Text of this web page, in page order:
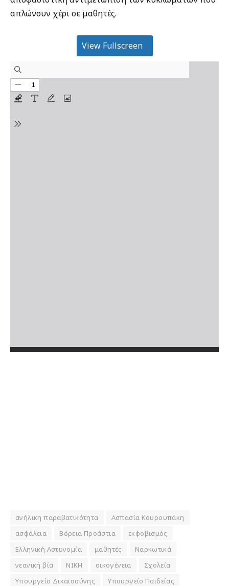
απλώνουν χέρι σε μαθητές.
View Fullscreen
ανήλικη παραβατικότητα
Ασπασία Κουρουπάκη
ασφάλεια
Βόρεια Προάστια
εκφοβισμός
Ελληνική Αστυνομία
μαθητές
Ναρκωτικά
νεανική βία
ΝΙΚΗ οικογένεια
Σχολεία
Υπουργείο Δικαιοσύνης
Υπουργείο Παιδείας